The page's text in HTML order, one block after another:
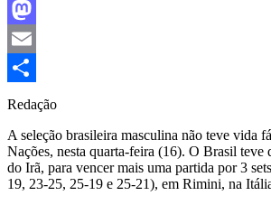
Facebook
Mastodon
Email
Share
Redação
A seleção brasileira masculina não teve vida
Nações, nesta quarta-feira (16). O Brasil teve
do Irã, para vencer mais uma partida por 3
19, 23-25, 25-19 e 25-21), em Rimini, na